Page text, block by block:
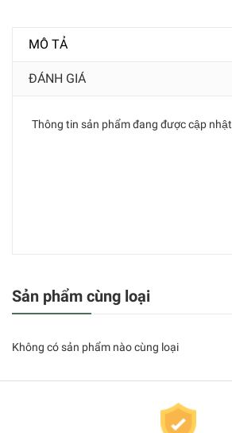
MÔ TẢ
ĐÁNH GIÁ
Thông tin sản phẩm đang được cập nhật
Sản phẩm cùng loại
Không có sản phẩm nào cùng loại